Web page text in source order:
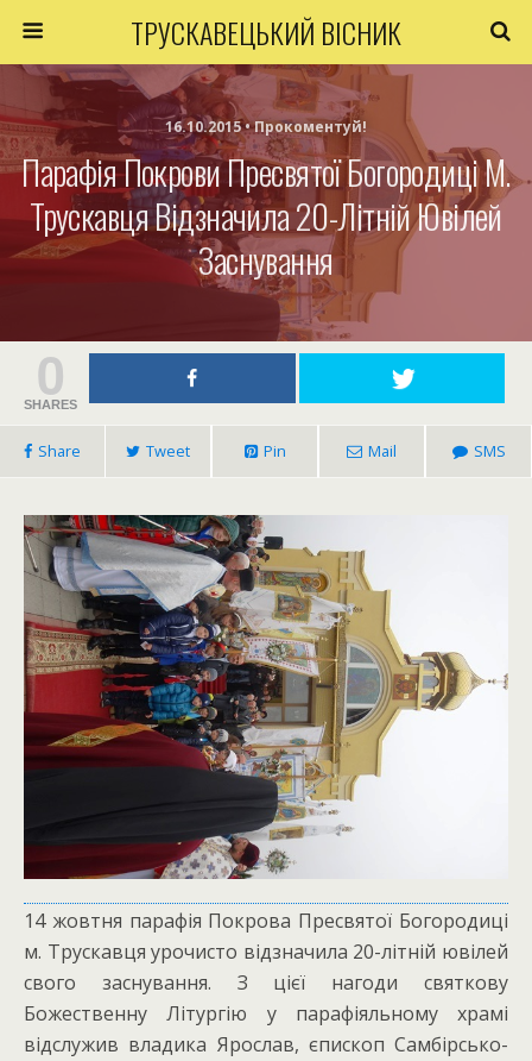
ТРУСКАВЕЦЬКИЙ ВІСНИК
16.10.2015 • Прокоментуй!
Парафія Покрови Пресвятої Богородиці М.
Трускавця Відзначила 20-Літній Ювілей
Заснування
0
SHARES
Share Tweet Pin Mail SMS
14 жовтня парафія Покрова Пресвятої Богородиці
м. Трускавця урочисто відзначила 20-літній ювілей
свого заснування. З цієї нагоди святкову
Божественну Літургію у парафіяльному храмі
відслужив владика Ярослав, єпископ Самбірсько-